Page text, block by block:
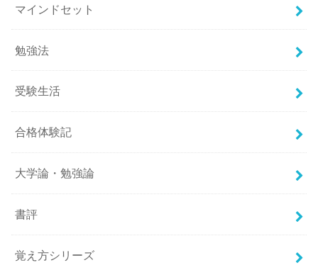
マインドセット
勉強法
受験生活
合格体験記
大学論・勉強論
書評
覚え方シリーズ